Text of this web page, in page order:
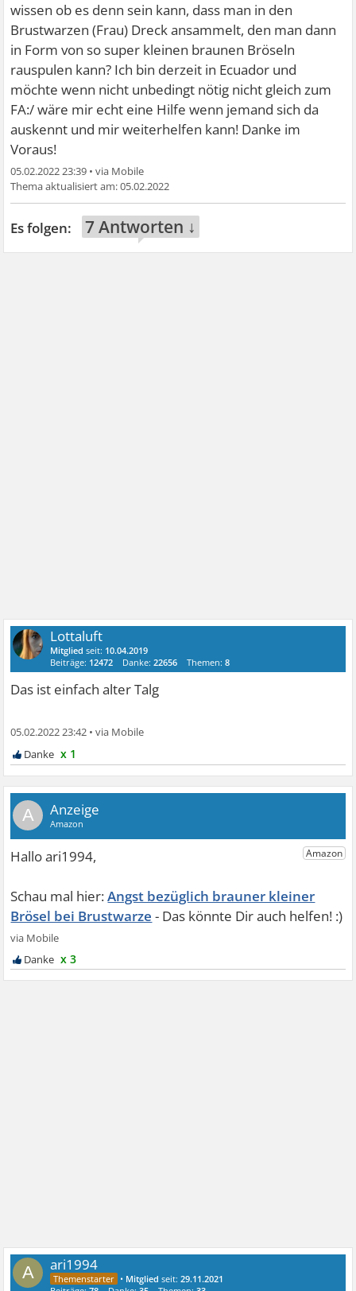
wissen ob es denn sein kann, dass man in den
Brustwarzen (Frau) Dreck ansammelt, den man dann
in Form von so super kleinen braunen Bröseln
rauspulen kann? Ich bin derzeit in Ecuador und
möchte wenn nicht unbedingt nötig nicht gleich zum
FA:/ wäre mir echt eine Hilfe wenn jemand sich da
auskennt und mir weiterhelfen kann! Danke im
Voraus!
05.02.2022 23:39 •
05.02.2022
7 Antworten ↓
Lottaluft
Mitglied seit: 10.04.2019
Beiträge: 12472 Danke:22656 Themen:8
Das ist einfach alter Talg
05.02.2022 23:42 •
x 1
A
Angst bezüglich brauner kleiner
Brösel bei Brustwarze
x 3
A ari1994
• Mitglied seit:29.11.2021